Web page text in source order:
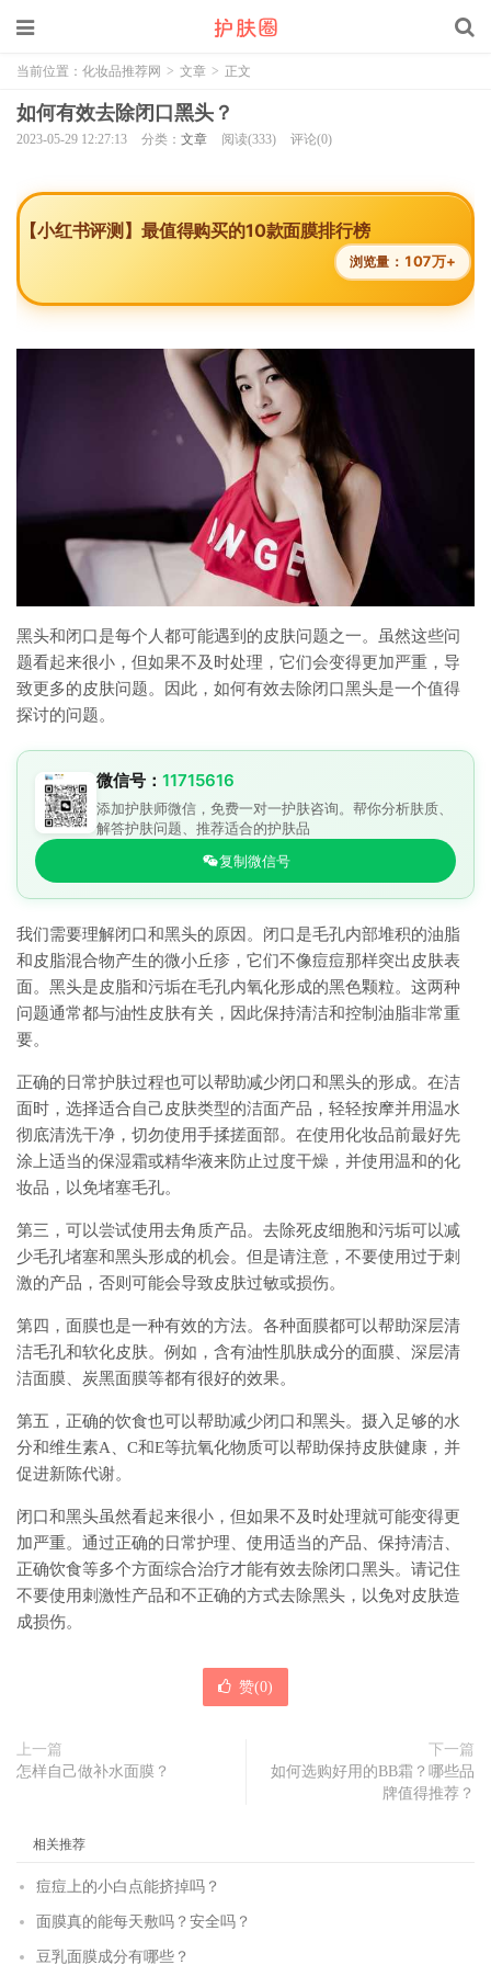
当前位置： 化妆品推荐网 > 文章 > 正文
如何有效去除闭口黑头？
2023-05-29 12:27:13 分类： 文章 阅读(333) 评论(0)
【小红书评测】最值得购买的10款面膜排行榜
浏览量： 107万+
黑头和闭口是每个人都可能遇到的皮肤问题之一。虽然这些问
题看起来很小，但如果不及时处理，它们会变得更加严重，导
致更多的皮肤问题。因此，如何有效去除闭口黑头是一个值得
探讨的问题。
微信号： 11715616
添加护肤师微信，免费一对一护肤咨询。帮你分析肤质、
解答护肤问题、推荐适合的护肤品
复制微信号
我们需要理解闭口和黑头的原因。闭口是毛孔内部堆积的油脂
和皮脂混合物产生的微小丘疹，它们不像痘痘那样突出皮肤表
面。黑头是皮脂和污垢在毛孔内氧化形成的黑色颗粒。这两种
问题通常都与油性皮肤有关，因此保持清洁和控制油脂非常重
要。
正确的日常护肤过程也可以帮助减少闭口和黑头的形成。在洁
面时，选择适合自己皮肤类型的洁面产品，轻轻按摩并用温水
彻底清洗干净，切勿使用手揉搓面部。在使用化妆品前最好先
涂上适当的保湿霜或精华液来防止过度干燥，并使用温和的化
妆品，以免堵塞毛孔。
第三，可以尝试使用去角质产品。去除死皮细胞和污垢可以减
少毛孔堵塞和黑头形成的机会。但是请注意，不要使用过于刺
激的产品，否则可能会导致皮肤过敏或损伤。
第四，面膜也是一种有效的方法。各种面膜都可以帮助深层清
洁毛孔和软化皮肤。例如，含有油性肌肤成分的面膜、深层清
洁面膜、炭黑面膜等都有很好的效果。
第五，正确的饮食也可以帮助减少闭口和黑头。摄入足够的水
分和维生素A、C和E等抗氧化物质可以帮助保持皮肤健康，并
促进新陈代谢。
闭口和黑头虽然看起来很小，但如果不及时处理就可能变得更
加严重。通过正确的日常护理、使用适当的产品、保持清洁、
正确饮食等多个方面综合治疗才能有效去除闭口黑头。请记住
不要使用刺激性产品和不正确的方式去除黑头，以免对皮肤造
成损伤。
赞(0)
上一篇
怎样自己做补水面膜？
下一篇
如何选购好用的BB霜？哪些品
牌值得推荐？
相关推荐
痘痘上的小白点能挤掉吗？
面膜真的能每天敷吗？安全吗？
豆乳面膜成分有哪些？